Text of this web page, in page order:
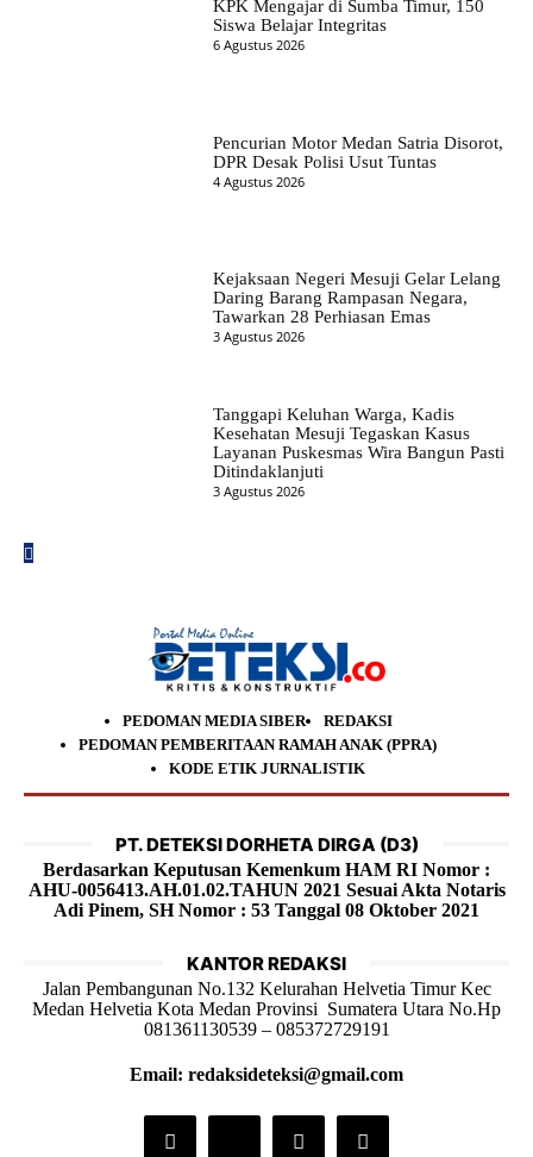
KPK Mengajar di Sumba Timur, 150
Siswa Belajar Integritas
6 Agustus 2026
Pencurian Motor Medan Satria Disorot,
DPR Desak Polisi Usut Tuntas
4 Agustus 2026
Kejaksaan Negeri Mesuji Gelar Lelang
Daring Barang Rampasan Negara,
Tawarkan 28 Perhiasan Emas
3 Agustus 2026
Tanggapi Keluhan Warga, Kadis
Kesehatan Mesuji Tegaskan Kasus
Layanan Puskesmas Wira Bangun Pasti
Ditindaklanjuti
3 Agustus 2026
PEDOMAN MEDIA SIBER
REDAKSI
PEDOMAN PEMBERITAAN RAMAH ANAK (PPRA)
KODE ETIK JURNALISTIK
PT. DETEKSI DORHETA DIRGA (D3)
Berdasarkan Keputusan Kemenkum HAM RI Nomor :
AHU-0056413.AH.01.02.TAHUN 2021 Sesuai Akta Notaris
Adi Pinem, SH Nomor : 53 Tanggal 08 Oktober 2021
KANTOR REDAKSI
Jalan Pembangunan No.132 Kelurahan Helvetia Timur Kec
Medan Helvetia Kota Medan Provinsi Sumatera Utara No.Hp
081361130539 – 085372729191
Email: redaksideteksi@gmail.com